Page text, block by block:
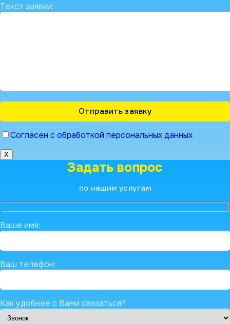
Текст заявки:
Согласен с обработкой персональных данных
X
Задать вопрос
по нашим услугам
Ваше имя:
Ваш телефон:
Как удобнее с Вами связаться?